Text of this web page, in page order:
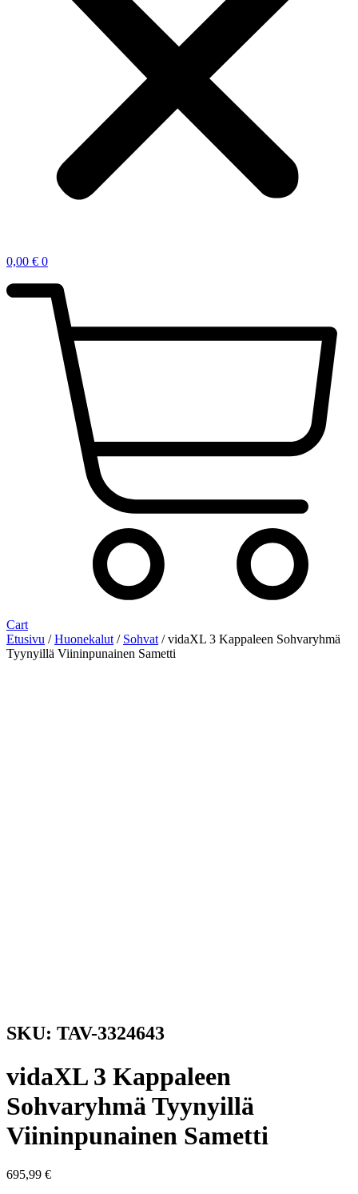
0,00 € 0
Cart
Etusivu /Huonekalut / Sohvat / vidaXL 3 Kappaleen Sohvaryhmä
Tyynyillä Viininpunainen Sametti
SKU: TAV-3324643
vidaXL 3 Kappaleen
Sohvaryhmä Tyynyillä
Viininpunainen Sametti
695,99 €